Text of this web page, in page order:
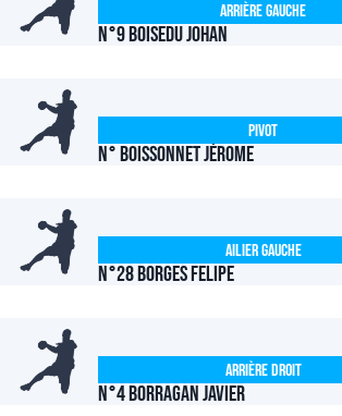
N°9 BOISEDU Johan
Arrière Gauche
N° BOISSONNET Jérome
Pivot
N°28 BORGES Felipe
Ailier Gauche
N°4 BORRAGAN Javier
Arrière Droit